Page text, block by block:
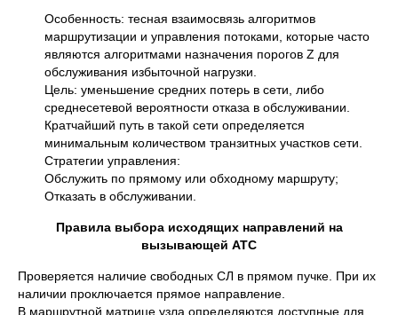
Особенность: тесная взаимосвязь алгоритмов
маршрутизации и управления потоками, которые часто
являются алгоритмами назначения порогов Z для
обслуживания избыточной нагрузки.
Цель: уменьшение средних потерь в сети, либо
среднесетевой вероятности отказа в обслуживании.
Кратчайший путь в такой сети определяется
минимальным количеством транзитных участков сети.
Стратегии управления:
Обслужить по прямому или обходному маршруту;
Отказать в обслуживании.
Правила выбора исходящих направлений на
вызывающей АТС
Проверяется наличие свободных СЛ в прямом пучке. При их
наличии проключается прямое направление.
В маршрутной матрице узла определяются доступные для